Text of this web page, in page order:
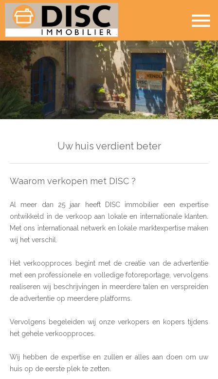
Uw huis verdient beter
Waarom verkopen met DISC ?
Al meer dan 25 jaar heeft DISC immobilier een expertise
ontwikkeld in de verkoop aan lokale en internationale klanten.
Met ons internationaal netwerk en lokale marktexpertise maken
wij het verschil.
Het verkoopproces begint met de creatie van de advertentie
met een professionele en volledige fotoreportage, vervolgens
realiseren wij beschrijvingen in meerdere talen en verspreiden
de advertentie op meerdere platforms.
Vervolgens begeleiden wij onze verkopers en kopers tijdens
het gehele verkoopproces.
Wij hebben de expertise en zullen er alles aan doen om uw
huis op de eerste plek te zetten.